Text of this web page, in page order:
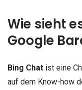
Wie sieht
Google
Bing Chat ist eine
auf dem Know-how